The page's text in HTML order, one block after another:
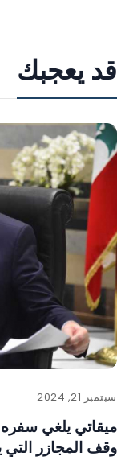
قد يعجبك
سبتمبر 21, 2024
ميقاتي يلغي سفره
وقف المجازر التي